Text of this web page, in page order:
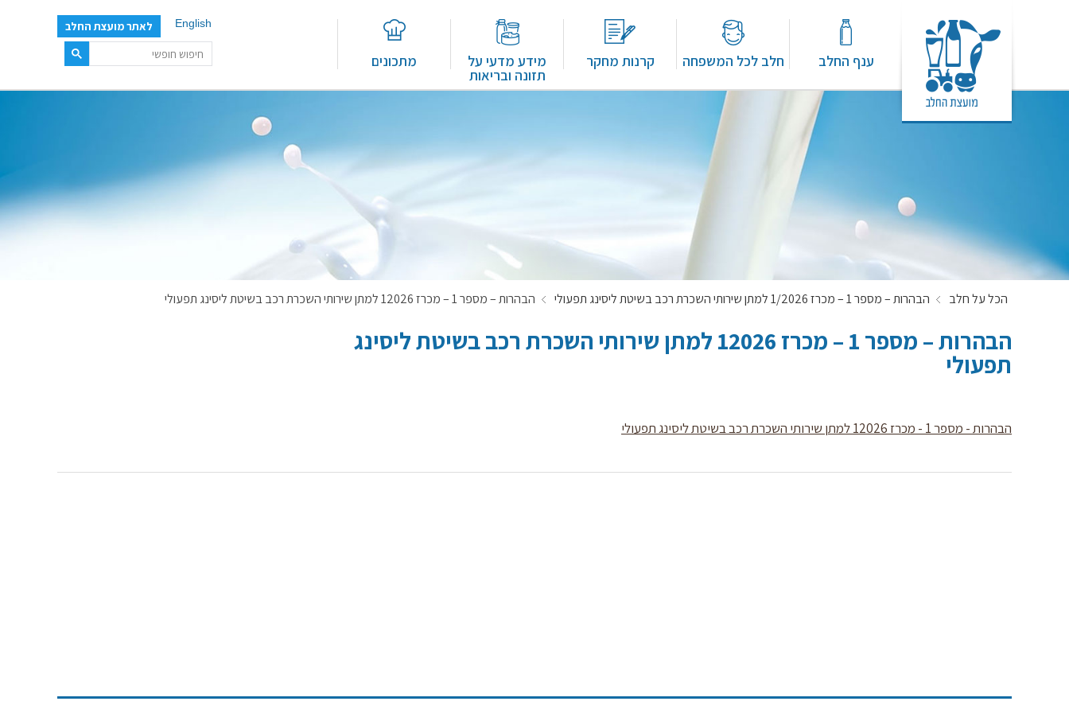
ענף החלב חלב לכל המשפחה קרנות מחקר מידע מדעי על
תזונה ובריאות
מתכונים
English לאתר מועצת החלב
הכל על חלב הבהרות – מספר 1 – מכרז 1/2026 למתן שירותי השכרת רכב בשיטת ליסינג תפעולי הבהרות – מספר 1 – מכרז 12026 למתן שירותי השכרת רכב בשיטת ליסינג תפעולי
הבהרות – מספר 1 – מכרז 12026 למתן שירותי השכרת רכב בשיטת ליסינג
תפעולי
הבהרות - מספר 1 - מכרז 12026 למתן שירותי השכרת רכב בשיטת ליסינג תפעולי